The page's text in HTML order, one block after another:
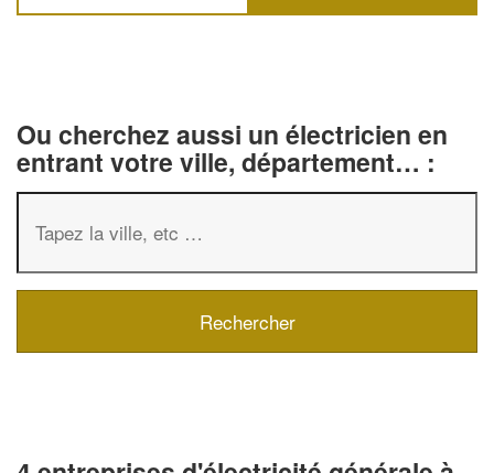
Ou cherchez aussi un électricien en
entrant votre ville, département… :